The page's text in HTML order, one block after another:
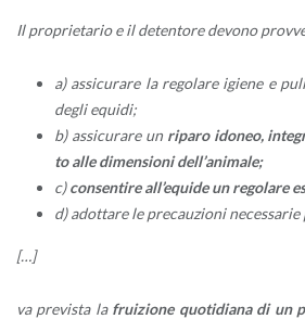
Il pro­prie­ta­rio e il de­ten­to­re de­vo­no
a) as­si­cu­ra­re la re­go­la­re igie­ne e
degli equi­di;
b) as­si­cu­ra­re un ri­pa­ro ido­neo,
to alle di­men­sio­ni del­l’a­ni­ma­le;
c)con­sen­ti­re al­l’e­qui­de un re­go­la­re
d) adot­ta­re le pre­cau­zio­ni
[…]
va pre­vi­sta la frui­zio­ne quo­ti­dia­na di un